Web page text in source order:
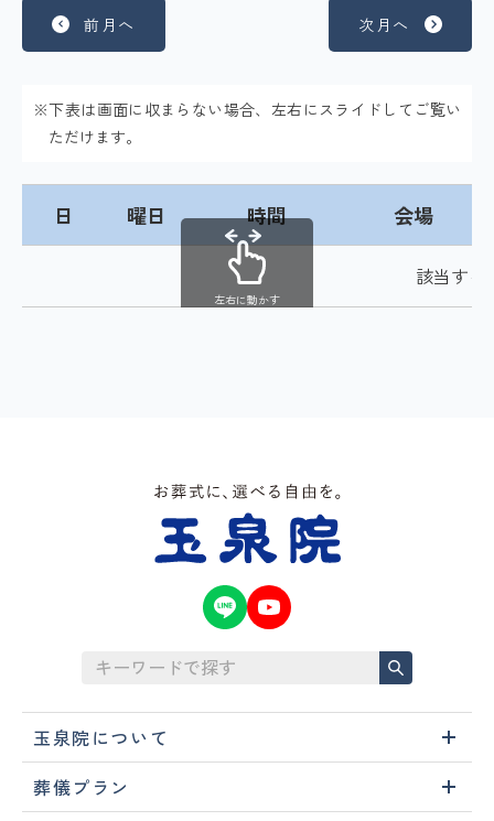
前月へ 次月へ
※下表は画面に収まらない場合、左右にスライドしてご覧い
ただけます。
日 曜日 時間 会場
該当する
左右に動かす
玉泉院について
葬儀プラン